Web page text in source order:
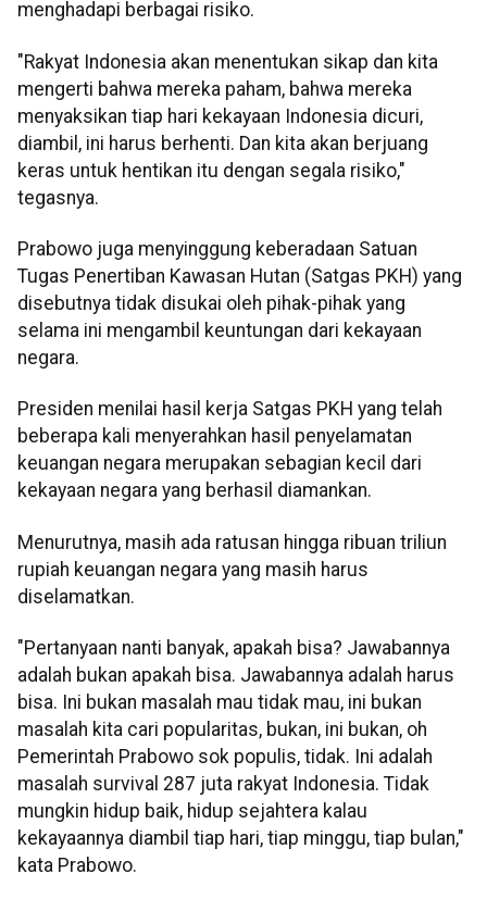
menghadapi berbagai risiko.
"Rakyat Indonesia akan menentukan sikap dan kita
mengerti bahwa mereka paham, bahwa mereka
menyaksikan tiap hari kekayaan Indonesia dicuri,
diambil, ini harus berhenti. Dan kita akan berjuang
keras untuk hentikan itu dengan segala risiko,"
tegasnya.
Prabowo juga menyinggung keberadaan Satuan
Tugas Penertiban Kawasan Hutan (Satgas PKH) yang
disebutnya tidak disukai oleh pihak-pihak yang
selama ini mengambil keuntungan dari kekayaan
negara.
Presiden menilai hasil kerja Satgas PKH yang telah
beberapa kali menyerahkan hasil penyelamatan
keuangan negara merupakan sebagian kecil dari
kekayaan negara yang berhasil diamankan.
Menurutnya, masih ada ratusan hingga ribuan triliun
rupiah keuangan negara yang masih harus
diselamatkan.
"Pertanyaan nanti banyak, apakah bisa? Jawabannya
adalah bukan apakah bisa. Jawabannya adalah harus
bisa. Ini bukan masalah mau tidak mau, ini bukan
masalah kita cari popularitas, bukan, ini bukan, oh
Pemerintah Prabowo sok populis, tidak. Ini adalah
masalah survival 287 juta rakyat Indonesia. Tidak
mungkin hidup baik, hidup sejahtera kalau
kekayaannya diambil tiap hari, tiap minggu, tiap bulan,"
kata Prabowo.